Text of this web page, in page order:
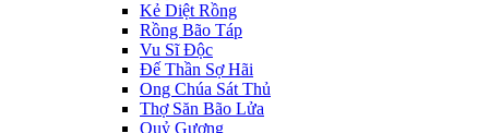
Kẻ Diệt Rồng
Rồng Bão Táp
Vu Sĩ Độc
Đế Thần Sợ Hãi
Ong Chúa Sát Thủ
Thợ Săn Bão Lửa
Quỷ Gương